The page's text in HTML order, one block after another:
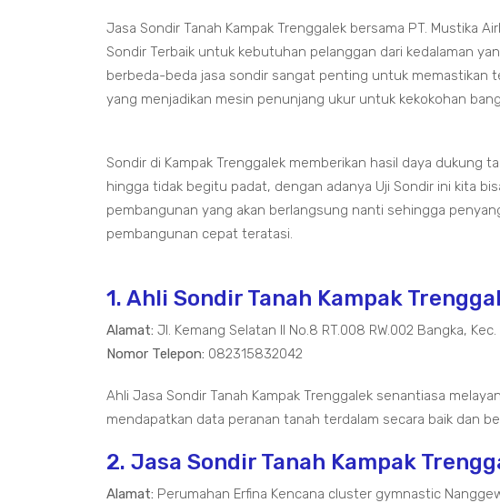
Jasa Sondir Tanah Kampak Trenggalek bersama PT. Mustika
Sondir Terbaik untuk kebutuhan pelanggan dari kedalaman
berbeda-beda jasa sondir sangat penting untuk memastikan
yang menjadikan mesin penunjang ukur untuk kekokohan
Sondir di Kampak Trenggalek memberikan hasil daya dukung
hingga tidak begitu padat, dengan adanya Uji Sondir ini kita
pembangunan yang akan berlangsung nanti sehingga
pembangunan cepat teratasi.
1. Ahli Sondir Tanah Kampak
Alamat: Jl. Kemang Selatan II No.8 RT.008 RW.002 Bangka,
Nomor Telepon: 082315832042
Ahli Jasa Sondir Tanah Kampak Trenggalek senantiasa
mendapatkan data peranan tanah terdalam secara baik dan
2. Jasa Sondir Tanah Kampak
Alamat: Perumahan Erfina Kencana cluster gymnastic